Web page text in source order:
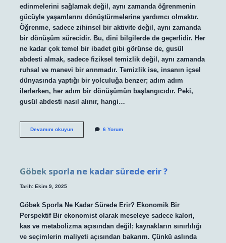
edinmelerini sağlamak değil, aynı zamanda öğrenmenin
gücüyle yaşamlarını dönüştürmelerine yardımcı olmaktır.
Öğrenme, sadece zihinsel bir aktivite değil, aynı zamanda
bir dönüşüm sürecidir. Bu, dini bilgilerde de geçerlidir. Her
ne kadar çok temel bir ibadet gibi görünse de, gusül
abdesti almak, sadece fiziksel temizlik değil, aynı zamanda
ruhsal ve manevi bir arınmadır. Temizlik ise, insanın içsel
dünyasında yaptığı bir yolculuğa benzer; adım adım
ilerlerken, her adım bir dönüşümün başlangıcıdır. Peki,
gusül abdesti nasıl alınır, hangi…
Devamını okuyunGusül
girilir
6 Yorum
Göbek sporla ne kadar sürede erir ?
Tarih: Ekim 9, 2025
Göbek Sporla Ne Kadar Sürede Erir? Ekonomik Bir
Perspektif Bir ekonomist olarak meseleye sadece kalori,
kas ve metabolizma açısından değil; kaynakların sınırlılığı
ve seçimlerin maliyeti açısından bakarım. Çünkü aslında